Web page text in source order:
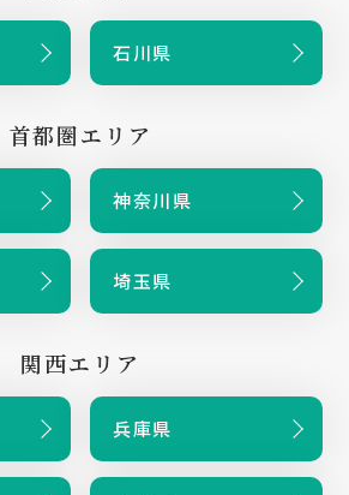
石川県
首都圏エリア
神奈川県
埼玉県
関西エリア
兵庫県